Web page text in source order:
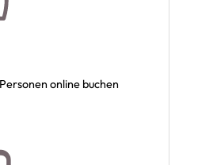
online buchen